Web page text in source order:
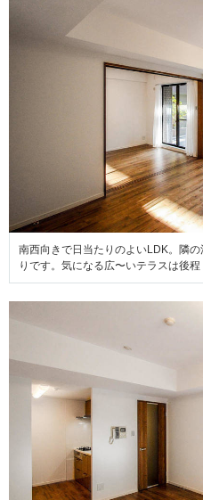
南西向きで日当たりのよいLDK。隣
りです。気になる広〜いテラスは後程